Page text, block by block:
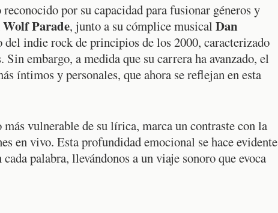
reconocido por su capacidad para fusionar géneros y
Wolf Parade, junto a su cómplice musical Dan
indie rock de principios de los 2000, caracterizado
embargo, a medida que su carrera ha avanzado, el
íntimos y personales, que ahora se reflejan en esta
vulnerable de su lírica, marca un contraste con la
en vivo. Esta profundidad emocional se hace evidente
palabra, llevándonos a un viaje sonoro que evoca